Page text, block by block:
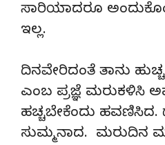
ಸಾರಿಯಾದರೂ
ಇಲ್ಲ.
ದಿನವೇರಿದಂತೆ ತಾನು
ಎಂಬ ಪ್ರಜ್ಞೆ ಮರುಕಳಿಸಿ
ಹಚ್ಚಬೇಕೆಂದು ಹವಣಿಸಿದ.
ಸುಮ್ಮನಾದ. ಮರುದಿನ